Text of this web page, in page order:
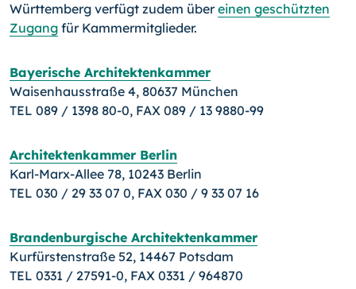
Württemberg verfügt zudem übereinen geschützten
Zugang für Kammermitglieder.
Bayerische Architektenkammer
Waisenhausstraße 4, 80637 München
TEL 089 / 1398 80-0, FAX 089 / 13 9880-99
Architektenkammer Berlin
Karl-Marx-Allee 78, 10243 Berlin
TEL 030 / 29 33 07 0, FAX 030 / 9 33 07 16
Brandenburgische Architektenkammer
Kurfürstenstraße 52, 14467 Potsdam
TEL 0331 / 27591-0, FAX 0331 / 964870